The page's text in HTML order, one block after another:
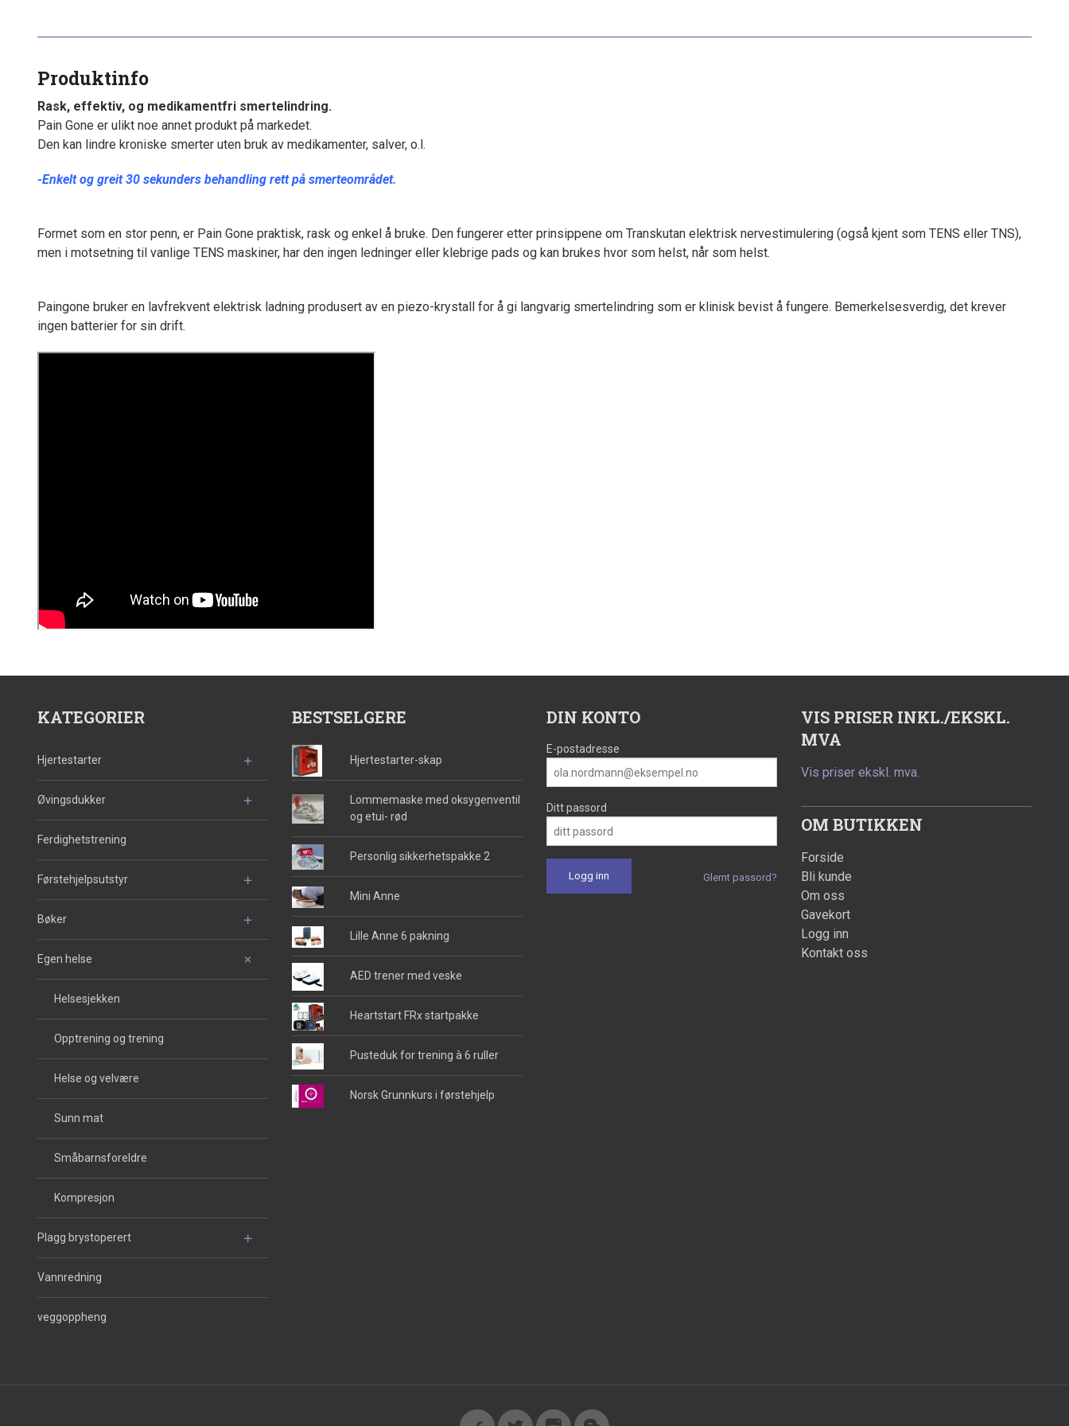
Produktinfo
Rask, effektiv, og medikamentfri smertelindring.
Pain Gone er ulikt noe annet produkt på markedet.
Den kan lindre kroniske smerter uten bruk av medikamenter, salver, o.l.
-Enkelt og greit 30 sekunders behandling rett på smerteområdet.
Formet som en stor penn, er Pain Gone praktisk, rask og enkel å bruke. Den fungerer etter prinsippene om Transkutan elektrisk nervestimulering (også kjent som TENS eller TNS),
men i motsetning til vanlige TENS maskiner, har den ingen ledninger eller klebrige pads og kan brukes hvor som helst, når som helst.
Paingone bruker en lavfrekvent elektrisk ladning produsert av en piezo-krystall for å gi langvarig smertelindring som er klinisk bevist å fungere. Bemerkelsesverdig, det krever
ingen batterier for sin drift.
KATEGORIER
Hjertestarter
Øvingsdukker
Ferdighetstrening
Førstehjelpsutstyr
Bøker
Egen helse
Helsesjekken
Opptrening og trening
Helse og velvære
Sunn mat
Småbarnsforeldre
Kompresjon
Plagg brystoperert
Vannredning
veggoppheng
BESTSELGERE
Hjertestarter-skap
Lommemaske med oksygenventil
og etui- rød
Personlig sikkerhetspakke 2
Mini Anne
Lille Anne 6 pakning
AED trener med veske
Heartstart FRx startpakke
Pusteduk for trening à 6 ruller
Norsk Grunnkurs i førstehjelp
DIN KONTO
E-postadresse
Ditt passord
Glemt passord?
VIS PRISER INKL./EKSKL.
MVA
Vis priser ekskl. mva.
OM BUTIKKEN
Forside
Bli kunde
Om oss
Gavekort
Logg inn
Kontakt oss